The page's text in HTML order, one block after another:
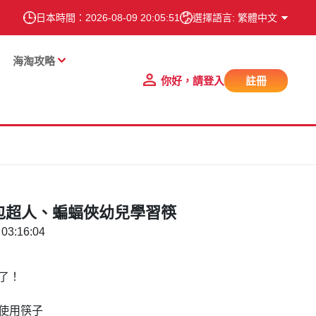
日本時間： 2026-08-09 20:05:52 選擇語言: 繁體中文
海淘攻略
你好，請登入
註冊
人、蝙蝠俠幼兒學習筷
！
用筷子